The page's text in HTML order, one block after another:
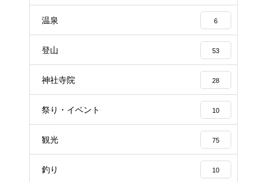
温泉 6
登山 53
神社寺院 28
祭り・イベント 10
観光 75
釣り 10